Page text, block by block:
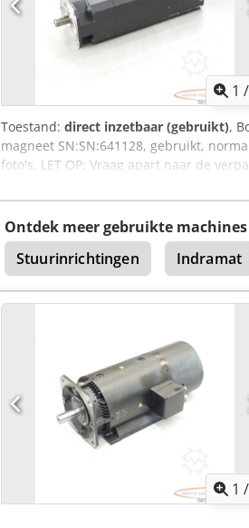
1 /
Toestand: direct inzetbaar (gebruikt),
magneet SN:SN:641128, gebruikt,
foto's, LET OP: Vraag apart naar de
transport dienen apart te worden
Ontdek meer gebruikte machines
Stuurinrichtingen
Indramat
1 /